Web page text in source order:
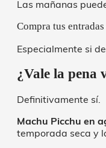
Las mañanas
Compra tus
Especialmente si
¿Vale la pena
Definitivamente sí.
Machu Picchu en
temporada seca y